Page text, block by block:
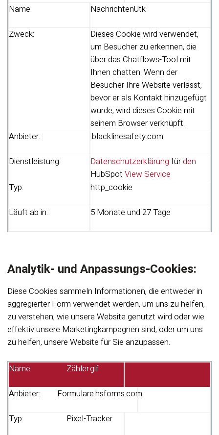
Name: NachrichtenUtk
Zweck:
Dieses Cookie wird verwendet,
um Besucher zu erkennen, die
über das Chatflows-Tool mit
Ihnen chatten. Wenn der
Besucher Ihre Website verlässt,
bevor er als Kontakt hinzugefügt
wurde, wird dieses Cookie mit
seinem Browser verknüpft.
Anbieter:
.blacklinesafety.com
Dienstleistung: Datenschutzerklärung fürden
HubSpot View Service
Typ:
http_cookie
Läuft ab in: 5 Monate und 27 Tage
Analytik- und Anpassungs-Cookies:
Diese Cookies sammeln Informationen, die entweder in
aggregierter Form verwendet werden, um uns zu helfen,
zu verstehen, wie unsere Website genutzt wird oder wie
effektiv unsere Marketingkampagnen sind, oder um uns
zu helfen, unsere Website für Sie anzupassen.
Name: Zähler.gif
Anbieter: Formulare.hsforms.com
Typ: Pixel-Tracker